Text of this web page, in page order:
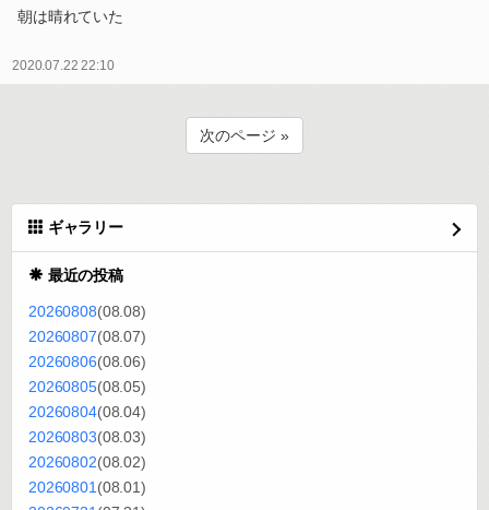
朝は晴れていた
2020.07.22 22:10
次のページ »
ギャラリー
最近の投稿
20260808(08.08)
20260807(08.07)
20260806(08.06)
20260805(08.05)
20260804(08.04)
20260803(08.03)
20260802(08.02)
20260801 (08.01)